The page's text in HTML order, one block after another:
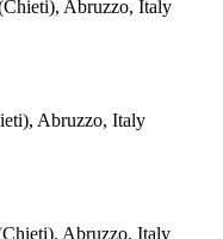
Abruzzo, Italy
Abruzzo, Italy
Abruzzo, Italy